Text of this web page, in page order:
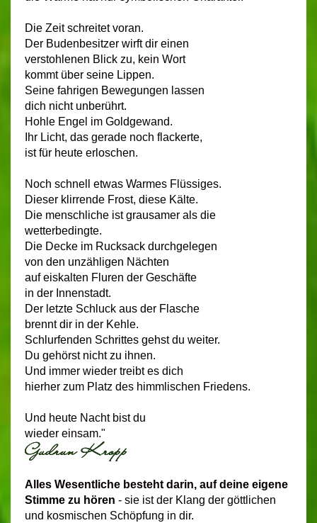
Die Zeit schreitet voran.
Der Budenbesitzer wirft dir einen
verstohlenen Blick zu, kein Wort
kommt über seine Lippen.
Seine fahrigen Bewegungen lassen
dich nicht unberührt.
Hohle Engel im Goldgewand.
Ihr Licht, das gerade noch flackerte,
ist für heute erloschen.
Noch schnell etwas Warmes Flüssiges.
Dieser klirrende Frost, diese Kälte.
Die menschliche ist grausamer als die
wetterbedingte.
Die Decke im Rucksack durchgelegen
von den unzähligen Nächten
auf eiskalten Fluren der Geschäfte
in der Innenstadt.
Der letzte Schluck aus der Flasche
brennt dir in der Kehle.
Schlurfenden Schrittes gehst du weiter.
Du gehörst nicht zu ihnen.
Und immer wieder treibt es dich
hierher zum Platz des himmlischen Friedens.
Und heute Nacht bist du
wieder einsam."
Alles Wesentliche besteht darin, auf deine eigene
Stimme zu hören - sie ist der Klang der göttlichen
und kosmischen Schöpfung in dir.